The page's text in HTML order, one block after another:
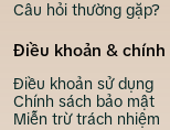
Câu hỏi thường gặp?
Điều khoản & chính
Điều khoản sử dụng
Chính sách bảo mật
Miễn trừ trách nhiệm